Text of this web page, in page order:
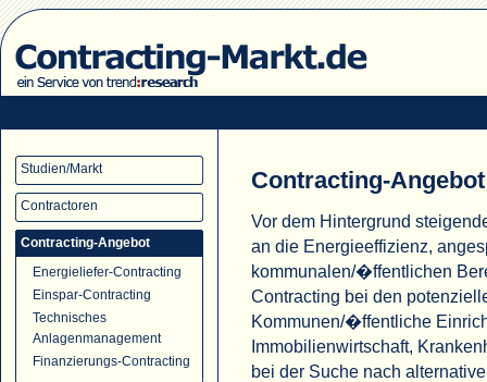
Studien/Markt
Contractoren
Contracting-Angebot
Energieliefer-Contracting
Einspar-Contracting
Technisches
Anlagenmanagement
Finanzierungs-Contracting
Contracting-Angebot
Vor dem Hintergrund
an die Energieeffizienz,
kommunalen/�ffentlichen
Contracting bei den
Kommunen/�ffentliche
Immobilienwirtschaft,
bei der Suche nach